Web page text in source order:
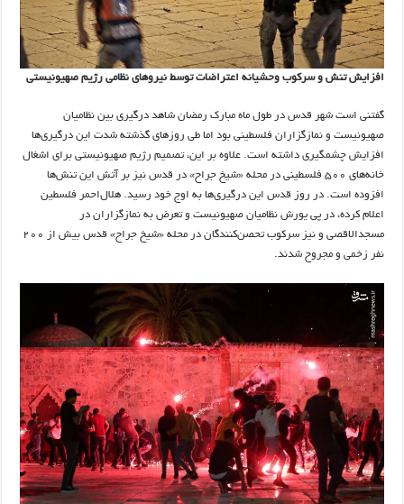
افزایش تنش و سرکوب وحشیانه اعتراضات توسط نیروهای نظامی رژیم صهیونیستی
گفتنی است شهر قدس در طول ماه مبارک رمضان شاهد درگیری بین نظامیان
صهیونیست و نمازگزاران فلسطینی بود اما طی روزهای گذشته شدت این درگیری‌ها
افزایش چشمگیری داشته است. علاوه بر این، تصمیم رژیم صهیونیستی برای اشغال
خانه‌های ۵۰۰ فلسطینی در محله «شیخ جراح» در قدس نیز بر آتش این تنش‌ها
افزوده است. در روز قدس این درگیری‌ها به اوج خود رسید. هلال‌احمر فلسطین
اعلام کرده، در پی یورش نظامیان صهیونیست و تعرض به نمازگزاران در
مسجدالاقصی و نیز سرکوب تحصن‌کنندگان در محله «شیخ جراح» قدس بیش از ۲۰۰
نفر زخمی و مجروح شدند.